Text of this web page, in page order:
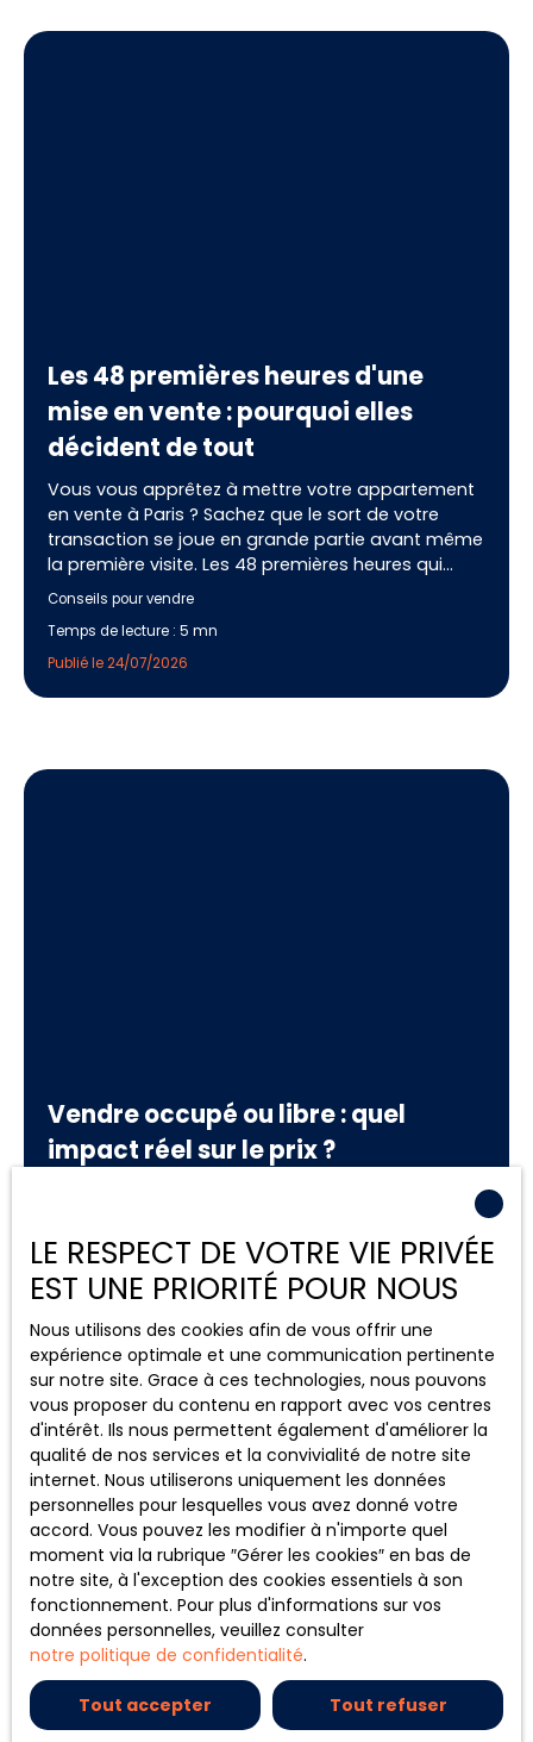
marché. Décryptage complet.
Les 48 premières heures d'une
mise en vente : pourquoi elles
décident de tout
Vous vous apprêtez à mettre votre appartement
en vente à Paris ? Sachez que le sort de votre
transaction se joue en grande partie avant même
la première visite. Les 48 premières heures qui
suivent la publication de votre annonce
concentrent un pic d'attention que vous ne
retrouverez jamais par la suite. Bien exploitées,
elles déclenchent une dynamique de demandes,
Immo Malin, nous avons construit toute notre
Conseils pour vendre
Temps de lecture : 5 mn
Publié le 24/07/2026
Vendre occupé ou libre : quel
impact réel sur le prix ?
C'est l'une des questions les plus fréquentes chez
attendre le départ du locataire pour vendre, ou
vendre le bien occupé ? Derrière cette
interrogation se cache un enjeu financier majeur.
vendu occupé peut aller de quelques pourcents à
plus de 20 % du prix de marché. Mais cette décote
n'est ni automatique, ni uniforme. Elle dépend du
type de bail, du loyer pratiqué, de la durée
restante du contrat, du profil du locataire et
même de la taille du bien. Décryptage complet
pour vendre au meilleur prix.
Conseils pour vendre
Location
Temps de lecture : 4 mn
Publié le 22/07/2026
LE RESPECT DE VOTRE VIE PRIVÉE
EST UNE PRIORITÉ POUR NOUS
Nous utilisons des cookies afin de vous offrir une
expérience optimale et une communication pertinente
sur notre site. Grace à ces technologies, nous pouvons
vous proposer du contenu en rapport avec vos centres
d'intérêt. Ils nous permettent également d'améliorer la
qualité de nos services et la convivialité de notre site
internet. Nous utiliserons uniquement les données
personnelles pour lesquelles vous avez donné votre
accord. Vous pouvez les modifier à n'importe quel
moment via la rubrique ″Gérer les cookies″ en bas de
notre site, à l'exception des cookies essentiels à son
fonctionnement. Pour plus d'informations sur vos
données personnelles, veuillez consulter
notre politique de confidentialité.
Tout accepter Tout refuser